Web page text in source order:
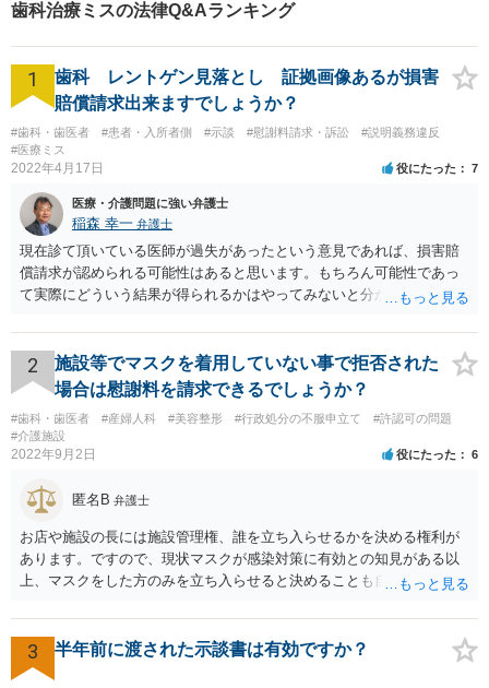
歯科治療ミスの法律Q&Aランキング
1
歯科 レントゲン見落とし 証拠画像あるが損害
賠償請求出来ますでしょうか？
#歯科・歯医者 #患者・入所者側 #示談 #慰謝料請求・訴訟
#説明義務違反
#医療ミス
2022年4月17日 役にたった 7
医療・介護問題に強い弁護士
稲森 幸一 弁護士
現在診て頂いている医師が過失があったという意見であれば、損害賠
償請求が認められる可能性はあると思います。もちろん可能性であっ
て実際にどういう結果が得られるかはやってみないと分かりません
療費や精神的苦痛を受けた分の慰謝料や仕事に影響があれば休業損害
などが考えられます。 頑張ってください。
2
施設等でマスクを着用していない事で拒否された
場合は慰謝料を請求できるでしょうか？
#歯科・歯医者 #産婦人科 #美容整形 #行政処分の不服申立て
#許認可の問題
#介護施設
2022年9月2日 役にたった 6
匿名B 弁護士
お店や施設の長には施設管理権、誰を立ち入らせるかを決める権利が
あります。ですので、現状マスクが感染対策に有効との知見がある以
上、マスクをした方のみを立ち入らせると決めることも自由であり、
など公益的な側面のある業種ですと、公衆浴場法など各種業法で定め
られた理由以外での利用拒否は禁止されていますし、公の施設でもマ
スクなしだけでの利用拒否は問題となりえますが、民間のお店に対し
3 半年前に渡された示談書は有効ですか？